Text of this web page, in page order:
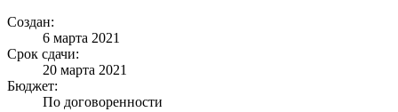
Создан:
6 марта 2021
Срок сдачи:
20 марта 2021
Бюджет:
По договоренности